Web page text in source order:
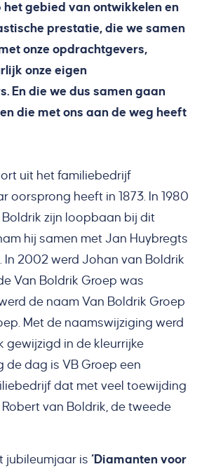
gebied van ontwikkelen en
prestatie, die we samen
onze opdrachtgevers,
onze eigen
En die we dus samen gaan
die met ons aan de weg heeft
uit het familiebedrijf
oorsprong heeft in 1873. In 1980
zijn loopbaan bij dit
hij samen met Jan Huybregts
In 2002 werd Johan van Boldrik
Van Boldrik Groep was
de naam Van Boldrik Groep
Met de naamswijziging werd
gewijzigd in de kleurrijke
de dag is VB Groep een
dat met veel toewijding
van Boldrik, de tweede
jubileumjaar is ‘Diamanten voor